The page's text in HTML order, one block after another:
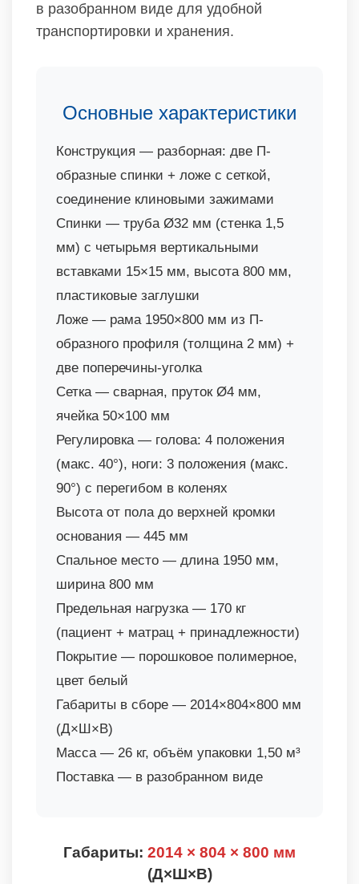
в разобранном виде для удобной
транспортировки и хранения.
Основные характеристики
Конструкция — разборная: две П-
образные спинки + ложе с сеткой,
соединение клиновыми зажимами
Спинки — труба Ø32 мм (стенка 1,5
мм) с четырьмя вертикальными
вставками 15×15 мм, высота 800 мм,
пластиковые заглушки
Ложе — рама 1950×800 мм из П-
образного профиля (толщина 2 мм) +
две поперечины-уголка
Сетка — сварная, пруток Ø4 мм,
ячейка 50×100 мм
Регулировка — голова: 4 положения
(макс. 40°), ноги: 3 положения (макс.
90°) с перегибом в коленях
Высота от пола до верхней кромки
основания — 445 мм
Спальное место — длина 1950 мм,
ширина 800 мм
Предельная нагрузка — 170 кг
(пациент + матрац + принадлежности)
Покрытие — порошковое полимерное,
цвет белый
Габариты в сборе — 2014×804×800 мм
(Д×Ш×В)
Масса — 26 кг, объём упаковки 1,50 м³
Поставка — в разобранном виде
Габариты: 2014 × 804 × 800 мм
(Д×Ш×В)